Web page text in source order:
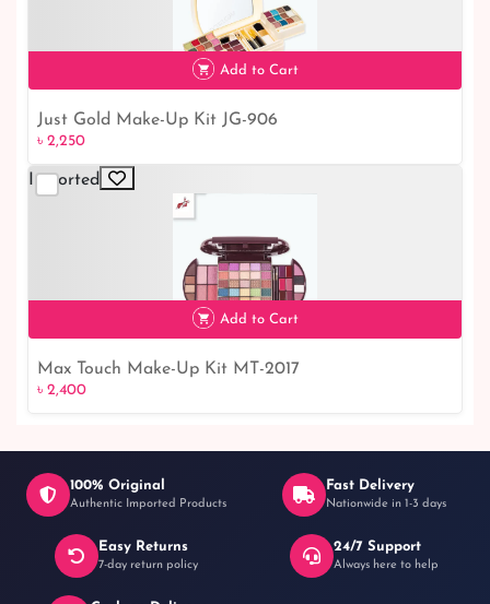
৳ 2,250
Add to Cart
Just Gold Make-Up Kit JG-906
৳ 2,250
Imported
৳ 2,400
Add to Cart
Max Touch Make-Up Kit MT-2017
৳ 2,400
100% Original
Authentic Imported Products
Fast Delivery
Nationwide in 1-3 days
Easy Returns
7-day return policy
24/7 Support
Always here to help